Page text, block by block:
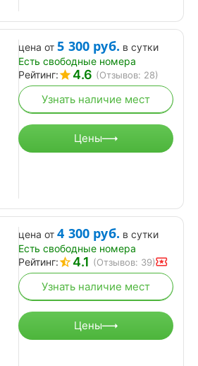
цена от 5 300 руб. в сутки
Есть свободные номера
Рейтинг:
4.6 (Отзывов: 28)
Узнать наличие мест
Цены
цена от 4 300 руб. в сутки
Есть свободные номера
Рейтинг:
4.1 (Отзывов: 39)
Узнать наличие мест
Цены